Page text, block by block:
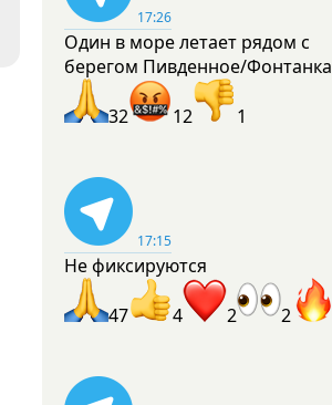
17:26
Один в море летает рядом с
берегом Пивденное/Фонтанка
32 12 1
17:15
Не фиксируются
47 4 2 2